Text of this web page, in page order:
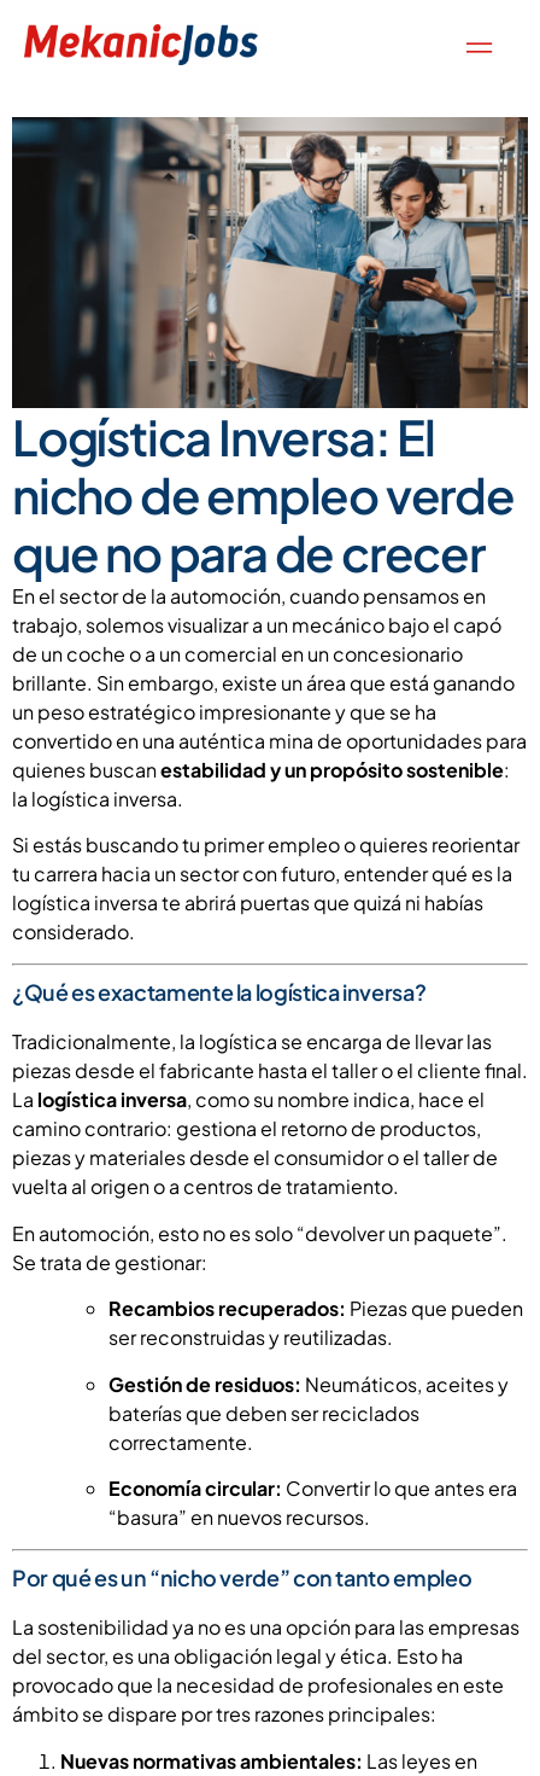
Logística Inversa: El
nicho de empleo verde
que no para de crecer
En el sector de la automoción, cuando pensamos en
trabajo, solemos visualizar a un mecánico bajo el capó
de un coche o a un comercial en un concesionario
brillante. Sin embargo, existe un área que está ganando
un peso estratégico impresionante y que se ha
convertido en una auténtica mina de oportunidades para
quienes buscanestabilidad y un propósito sostenible:
la logística inversa.
Si estás buscando tu primer empleo o quieres reorientar
tu carrera hacia un sector con futuro, entender qué es la
logística inversa te abrirá puertas que quizá ni habías
considerado.
¿Qué es exactamente la logística inversa?
Tradicionalmente, la logística se encarga de llevar las
piezas desde el fabricante hasta el taller o el cliente final.
La logística inversa, como su nombre indica, hace el
camino contrario: gestiona el retorno de productos,
piezas y materiales desde el consumidor o el taller de
vuelta al origen o a centros de tratamiento.
En automoción, esto no es solo “devolver un paquete”.
Se trata de gestionar:
Recambios recuperados: Piezas que pueden
ser reconstruidas y reutilizadas.
Gestión de residuos: Neumáticos, aceites y
baterías que deben ser reciclados
correctamente.
Economía circular: Convertir lo que antes era
“basura” en nuevos recursos.
Por qué es un “nicho verde” con tanto empleo
La sostenibilidad ya no es una opción para las empresas
del sector, es una obligación legal y ética. Esto ha
provocado que la necesidad de profesionales en este
ámbito se dispare por tres razones principales:
Nuevas normativas ambientales: Las leyes en